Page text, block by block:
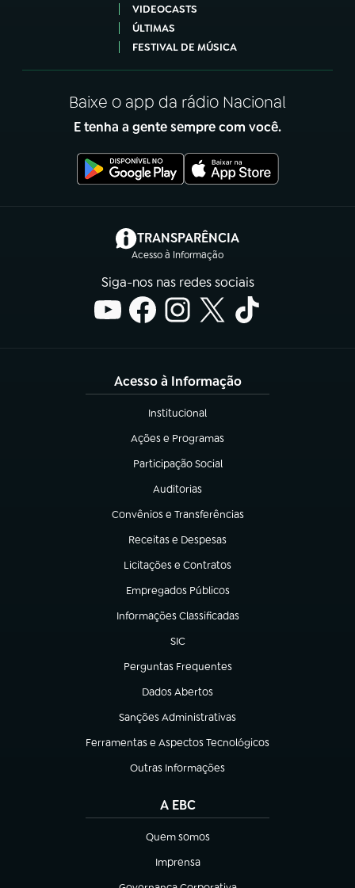
VIDEOCASTS
ÚLTIMAS
FESTIVAL DE MÚSICA
Baixe o app da rádio Nacional
E tenha a gente sempre com você.
TRANSPARÊNCIA
Acesso à Informação
(abre em nova aba)
Siga-nos nas redes sociais
Acesso à Informação
Institucional
(abre em nova aba)
Ações e Programas
(abre em nova aba)
Participação Social
(abre em nova aba)
Auditorias
(abre em nova aba)
Convênios e Transferências
(abre em nova aba)
Receitas e Despesas
(abre em nova aba)
Licitações e Contratos
(abre em nova aba)
Empregados Públicos
(abre em nova aba)
Informações Classificadas
(abre em nova aba)
SIC
(abre em nova aba)
Perguntas Frequentes
(abre em nova aba)
Dados Abertos
(abre em nova aba)
Sanções Administrativas
(abre em nova aba)
Ferramentas e Aspectos Tecnológicos
(abre em nova aba)
Outras Informações
(abre em nova aba)
A EBC
Quem somos
(abre em nova aba)
Imprensa
(abre em nova aba)